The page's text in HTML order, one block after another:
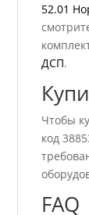
52.01
ДСП.
Чтобы
код
FAQ